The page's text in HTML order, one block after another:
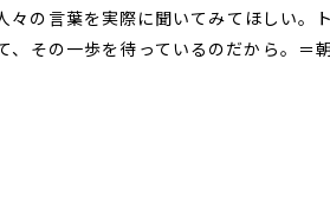
の言葉を実際に聞いてみてほしい。
その一歩を待っているのだから。＝